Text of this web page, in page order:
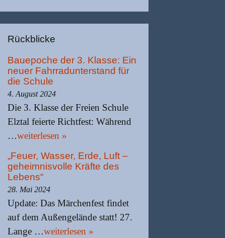
Rückblicke
Bauepoche der 3. Klasse: Ein
neuer Fahrradunterstand für
die Schule
4. August 2024
Die 3. Klasse der Freien Schule
Elztal feierte Richtfest: Während
…weiterlesen »
„Feuer, Wasser, Erde, Luft –
geheimnisvolle Kräfte des
Lebens“
28. Mai 2024
Update: Das Märchenfest findet
auf dem Außengelände statt! 27.
Lange …weiterlesen »